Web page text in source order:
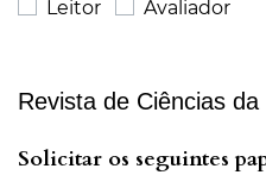
Leitor Avaliador
Revista de Ciências
Solicitar os seguintes